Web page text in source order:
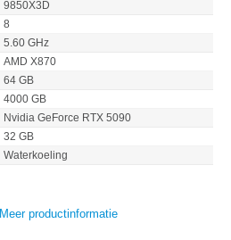
9850X3D
8
5.60 GHz
AMD X870
64 GB
4000 GB
Nvidia GeForce RTX 5090
32 GB
Waterkoeling
Meer productinformatie